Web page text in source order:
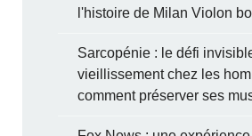
l'histoire de Milan Violon
Sarcopénie : le défi
vieillissement chez les
comment préserver ses